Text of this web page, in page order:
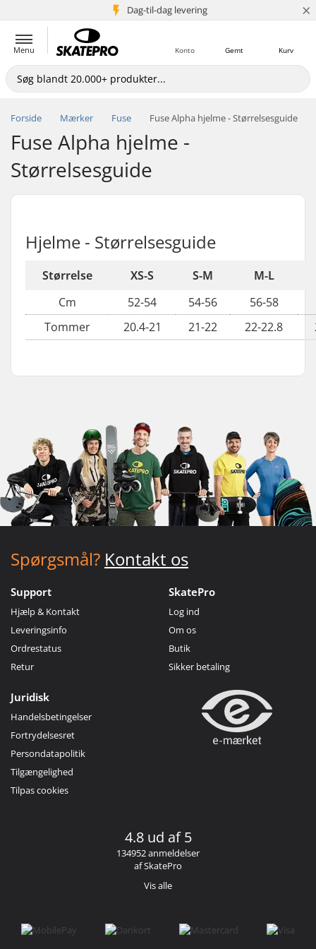
Dag-til-dag levering
5+ mio. kunder ×
Menu Kurv
Gemt
Konto
Forside Mærker Fuse Fuse Alpha hjelme - Størrelsesguide
Fuse Alpha hjelme -
Størrelsesguide
Hjelme - Størrelsesguide
Størrelse XS-S S-M
M-L
Cm
52-54 54-56
56-58
Tommer
20.4-21 21-22 22-22.8
Spørgsmål? Kontakt os
Support
Hjælp & Kontakt
Leveringsinfo
Ordrestatus
Retur
SkatePro
Log ind
Om os
Butik
Sikker betaling
Juridisk
Handelsbetingelser
Fortrydelsesret
Persondatapolitik
Tilgængelighed
Tilpas cookies
4.8 ud af 5
134952 anmeldelser
af SkatePro
Vis alle